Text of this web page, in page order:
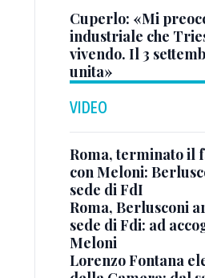
Cuperlo: «Mi
industriale che
vivendo. Il 3
unita»
VIDEO
Roma, terminato il
con Meloni:
sede di FdI
Roma, Berlusconi
sede di Fdi: ad
Meloni
Lorenzo Fontana